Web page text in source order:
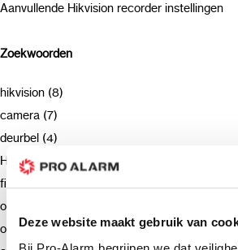
Deze website maakt gebruik van
Aanvullende Hikvision recorder instellingen
Zoekwoorden
hikvision (8)
camera (7)
deurbel (4)
Hikvision (3)
firmware (3)
ondersteuning (2)
opnemen (2)